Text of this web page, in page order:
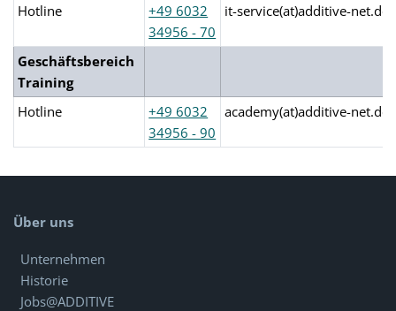
Hotline
+49 6032
34956 - 70
it-service(at)additive-net.de
Geschäftsbereich
Training
Hotline
+49 6032
34956 - 90
academy(at)additive-net.de
Über uns
Unternehmen
Historie
Jobs@ADDITIVE